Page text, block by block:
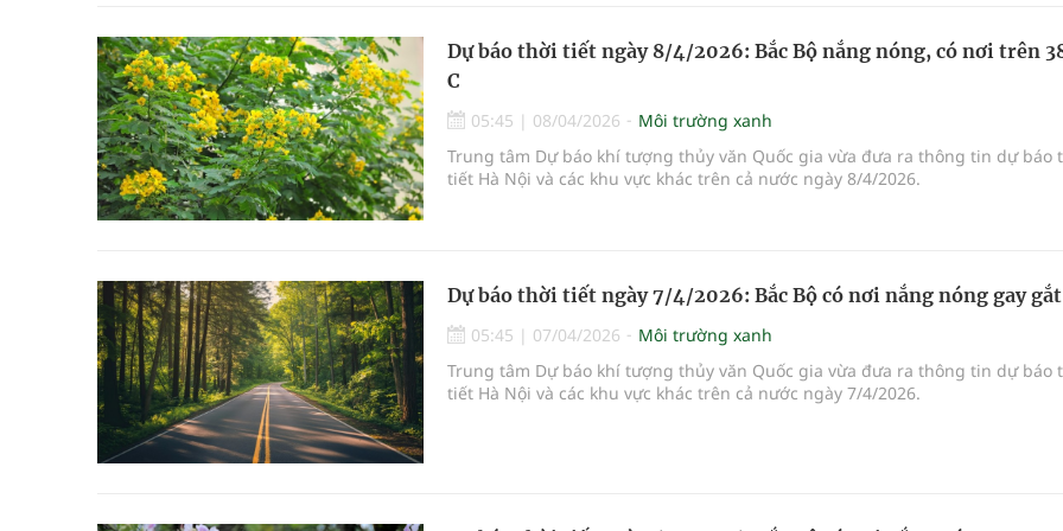
Dự báo thời tiết ngày 8/4/2026: Bắc Bộ nắng nóng, có nơi trên
C
05:45 | 08/04/2026
Môi trường xanh
Trung tâm Dự báo khí tượng thủy văn Quốc gia vừa đưa ra thông tin dự báo
tiết Hà Nội và các khu vực khác trên cả nước ngày 8/4/2026.
Dự báo thời tiết ngày 7/4/2026: Bắc Bộ có nơi nắng nóng gay gắt
05:45 | 07/04/2026
Môi trường xanh
Trung tâm Dự báo khí tượng thủy văn Quốc gia vừa đưa ra thông tin dự báo
tiết Hà Nội và các khu vực khác trên cả nước ngày 7/4/2026.